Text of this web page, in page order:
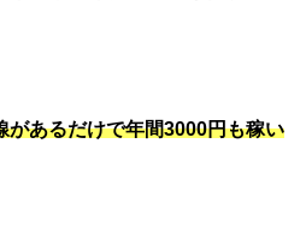
があるだけで年間3000円も稼い